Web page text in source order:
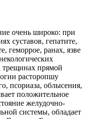
очень широко: при
суставов, гепатите,
геморрое, ранах, язве
трещинах прямой
расторопшу
псориаза, облысения,
положительное
желудочно-
системы, обладает